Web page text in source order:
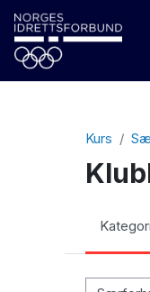
Gå til hovedinnhold
Kurs
Kategori